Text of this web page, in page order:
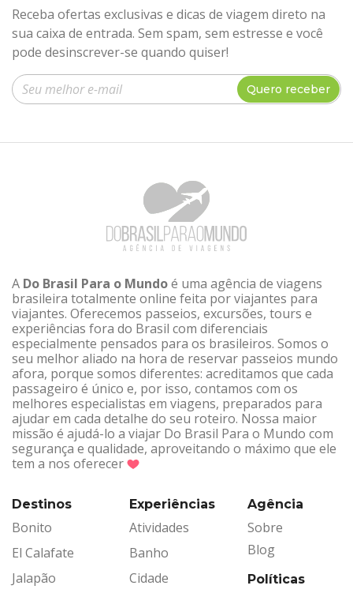
Receba ofertas exclusivas e dicas de viagem direto na
sua caixa de entrada. Sem spam, sem estresse e você
pode desinscrever-se quando quiser!
Insira seu e-mail
Quero receber
A Do Brasil Para o Mundoé uma agência de viagens
brasileira totalmente online feita por viajantes para
viajantes. Oferecemos passeios, excursões, tours e
experiências fora do Brasil com diferenciais
especialmente pensados para os brasileiros. Somos o
seu melhor aliado na hora de reservar passeios mundo
afora, porque somos diferentes: acreditamos que cada
passageiro é único e, por isso, contamos com os
melhores especialistas em viagens, preparados para
ajudar em cada detalhe do seu roteiro. Nossa maior
missão é ajudá-lo a viajar Do Brasil Para o Mundo com
segurança e qualidade, aproveitando o máximo que ele
tem a nos oferecer
Destinos
Bonito
El Calafate
Jalapão
Experiências
Atividades
Banho
Cidade
Agência
Sobre
Blog
Políticas